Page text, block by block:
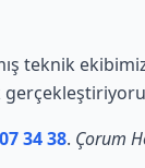
teknik
34 38. Çorum